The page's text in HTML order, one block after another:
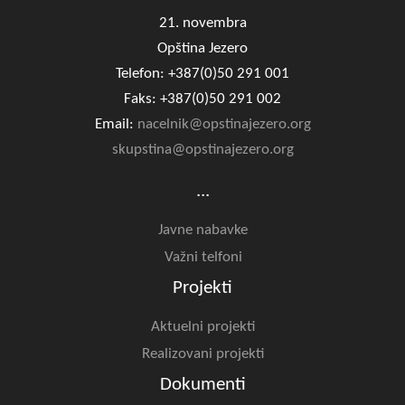
21. novembra
Opština Jezero
Telefon: +387(0)50 291 001
Faks: +387(0)50 291 002
Email: nacelnik@opstinajezero.org
skupstina@opstinajezero.org
...
Javne nabavke
Važni telfoni
Projekti
Aktuelni projekti
Realizovani projekti
Dokumenti